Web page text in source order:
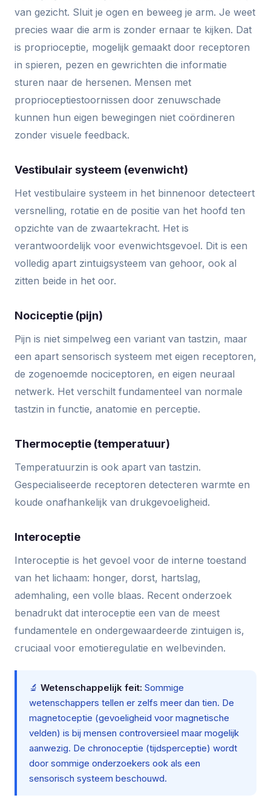
van gezicht. Sluit je ogen en beweeg je arm. Je weet
precies waar die arm is zonder ernaar te kijken. Dat
is proprioceptie, mogelijk gemaakt door receptoren
in spieren, pezen en gewrichten die informatie
sturen naar de hersenen. Mensen met
proprioceptiestoornissen door zenuwschade
kunnen hun eigen bewegingen niet coördineren
zonder visuele feedback.
Vestibulair systeem (evenwicht)
Het vestibulaire systeem in het binnenoor detecteert
versnelling, rotatie en de positie van het hoofd ten
opzichte van de zwaartekracht. Het is
verantwoordelijk voor evenwichtsgevoel. Dit is een
volledig apart zintuigsysteem van gehoor, ook al
zitten beide in het oor.
Nociceptie (pijn)
Pijn is niet simpelweg een variant van tastzin, maar
een apart sensorisch systeem met eigen receptoren,
de zogenoemde nociceptoren, en eigen neuraal
netwerk. Het verschilt fundamenteel van normale
tastzin in functie, anatomie en perceptie.
Thermoceptie (temperatuur)
Temperatuurzin is ook apart van tastzin.
Gespecialiseerde receptoren detecteren warmte en
koude onafhankelijk van drukgevoeligheid.
Interoceptie
Interoceptie is het gevoel voor de interne toestand
van het lichaam: honger, dorst, hartslag,
ademhaling, een volle blaas. Recent onderzoek
benadrukt dat interoceptie een van de meest
fundamentele en ondergewaardeerde zintuigen is,
cruciaal voor emotieregulatie en welbevinden.
🔬 Wetenschappelijk feit: Sommige
wetenschappers tellen er zelfs meer dan tien. De
magnetoceptie (gevoeligheid voor magnetische
velden) is bij mensen controversieel maar mogelijk
aanwezig. De chronoceptie (tijdsperceptie) wordt
door sommige onderzoekers ook als een
sensorisch systeem beschouwd.